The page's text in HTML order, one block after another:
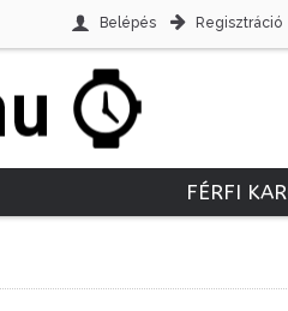
Belépés Regisztráció
FÉRFI